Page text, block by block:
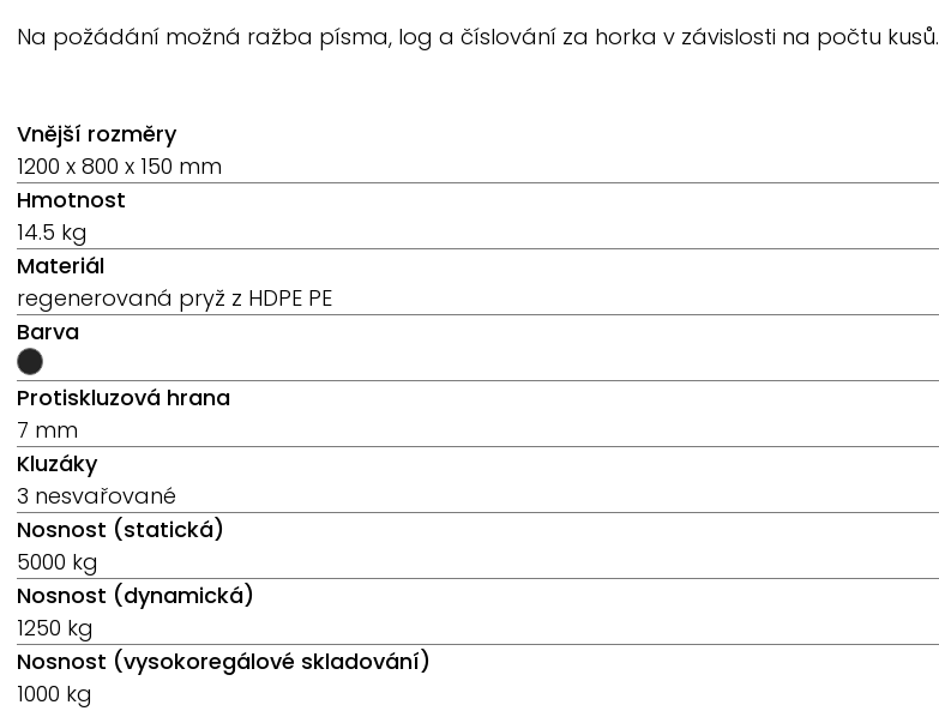
Na požádání možná ražba písma, log a číslování za horka v závislosti na počtu kusů.
Vnější rozměry
1200 x 800 x 150 mm
Hmotnost
14.5 kg
Materiál
regenerovaná pryž z HDPE PE
Barva
Protiskluzová hrana
7 mm
Kluzáky
3 nesvařované
Nosnost (statická)
5000 kg
Nosnost (dynamická)
1250 kg
Nosnost (vysokoregálové skladování)
1000 kg